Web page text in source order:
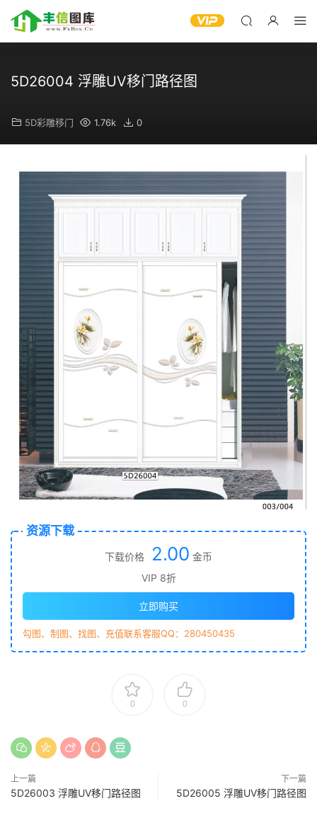
5D26004 浮雕UV移门路径图
5D彩雕移门 1.76k 0
资源下载
下载价格 2.00 金币
VIP 8折
立即购买
勾图、制图、找图、充值联系客服QQ：280450435
0 0
上一篇
5D26003 浮雕UV移门路径图
下一篇
5D26005 浮雕UV移门路径图